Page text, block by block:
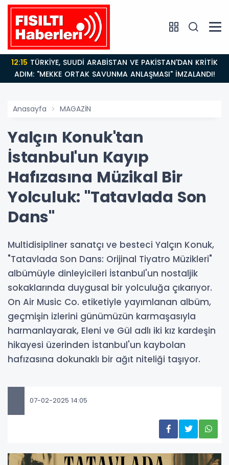
12:15
ADIM: "MEKKE ORTAK SAVUNMA ANLAŞMASI" İMZALANDI!
Anasayfa MAGAZİN
Yalçın Konuk'tan
İstanbul'un Kayıp
Hafızasına Müzikal Bir
Yolculuk: "Tatavlada Son
Dans"
Multidisipliner sanatçı ve besteci Yalçın Konuk,
"Tatavlada Son Dans: Orijinal Tiyatro Müzikleri"
albümüyle dinleyicileri İstanbul'un nostaljik
sokaklarında duygusal bir yolculuğa çıkarıyor.
On Air Music Co. etiketiyle yayımlanan albüm,
geçmişin izlerini günümüzün karmaşasıyla
harmanlayarak, Eleni ve Gül adlı iki kız kardeşin
hikayesi üzerinden İstanbul'un kaybolan
hafızasına dokunaklı bir ağıt niteliği taşıyor.
07-02-2025 14:05